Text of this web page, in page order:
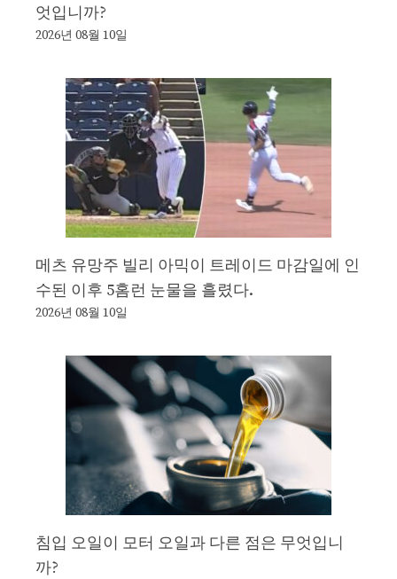
엇입니까?
2026년 08월 10일
메츠 유망주 빌리 아믹이 트레이드 마감일에 인
수된 이후 5홈런 눈물을 흘렸다.
2026년 08월 10일
침입 오일이 모터 오일과 다른 점은 무엇입니
까?